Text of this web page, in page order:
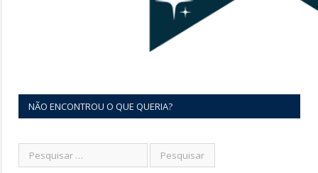
NÃO ENCONTROU O QUE QUERIA?